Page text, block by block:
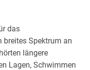
das
breites Spektrum an
längere
Lagen, Schwimmen